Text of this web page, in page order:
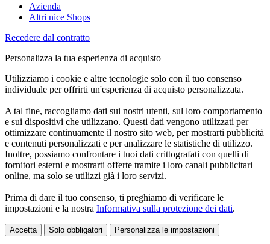
Azienda
Altri nice Shops
Recedere dal contratto
Personalizza la tua esperienza di acquisto
Utilizziamo i cookie e altre tecnologie solo con il tuo consenso
individuale per offrirti un'esperienza di acquisto personalizzata.
A tal fine, raccogliamo dati sui nostri utenti, sul loro comportamento
e sui dispositivi che utilizzano. Questi dati vengono utilizzati per
ottimizzare continuamente il nostro sito web, per mostrarti pubblicità
e contenuti personalizzati e per analizzare le statistiche di utilizzo.
Inoltre, possiamo confrontare i tuoi dati crittografati con quelli di
fornitori esterni e mostrarti offerte tramite i loro canali pubblicitari
online, ma solo se utilizzi già i loro servizi.
Prima di dare il tuo consenso, ti preghiamo di verificare le
impostazioni e la nostra Informativa sulla protezione dei dati.
Accetta Solo obbligatori Personalizza le impostazioni